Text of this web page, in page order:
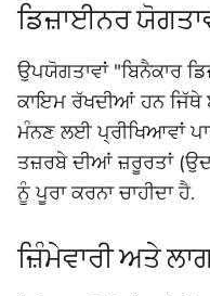
ਡਿਜ਼ਾਈਨਰ
ਉਪਯੋਗਤਾਵਾਂ "ਬਿਨੈਕਾਰ
ਕਾਇਮ ਰੱਖਦੀਆਂ ਹਨ ਜਿੱਥੇ
ਮੰਨਣ ਲਈ ਪ੍ਰੀਖਿਆਵਾਂ
ਤਜ਼ਰਬੇ ਦੀਆਂ ਜ਼ਰੂਰਤਾਂ
ਨੂੰ ਪੂਰਾ ਕਰਨਾ ਚਾਹੀਦਾ ਹੈ.
ਜ਼ਿੰਮੇਵਾਰੀ ਅਤੇ